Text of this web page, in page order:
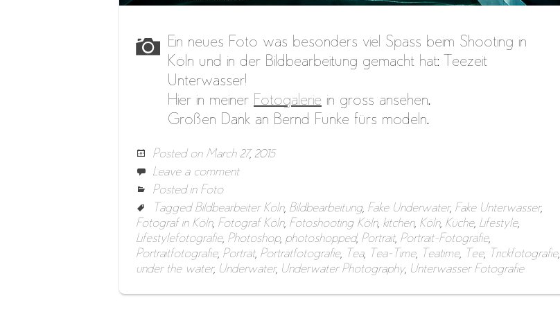
Ein neues Foto was besonders viel Spass beim Shooting in
Köln und in der Bildbearbeitung gemacht hat: Teezeit
Unterwasser!
Hier in meiner Fotogalerie in gross ansehen.
Großen Dank an Bernd Funke fürs modeln.
Posted on March 27, 2015
Leave a comment
Posted in Foto
Tagged Bildbearbeiter Köln, Bildbearbeitung, Fake Underwater, Fake Unterwasser,
Fotograf in Köln, Fotograf Köln, Fotoshooting Köln, kitchen, Köln, Küche, Lifestyle,
Lifestylefotografie, Photoshop, photoshopped, Portrait, Portrait-Fotografie,
Portraitfotografie, Porträt, Porträtfotografie, Tea, Tea-Time, Teatime, Tee, Trickfotografie,
under the water, Underwater, Underwater Photography, Unterwasser Fotografie